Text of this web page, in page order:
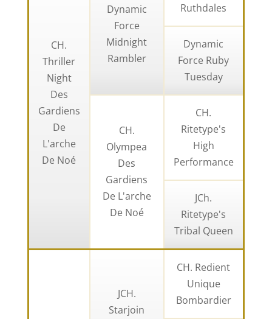
CH.
Thriller
Night
Des
Gardiens
De
L'arche
De Noé
Dynamic
Force
Midnight
Rambler
Ruthdales
Dynamic
Force Ruby
Tuesday
CH.
Olympea
Des
Gardiens
De L'arche
De Noé
CH.
Ritetype's
High
Performance
JCh.
Ritetype's
Tribal Queen
JCH.
Starjoin
CH. Redient
Unique
Bombardier